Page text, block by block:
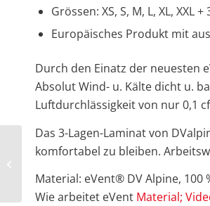
Grössen: XS, S, M, L, XL, XXL +
Europäisches Produkt mit
Durch den Einatz der neuesten
Absolut Wind- u. Kälte dicht u.
Luftdurchlässigkeit von nur 0,1
Das 3-Lagen-Laminat von
komfortabel zu bleiben.
Material: eVent® DV Alpine, 100
Wie arbeitet eVent Material;